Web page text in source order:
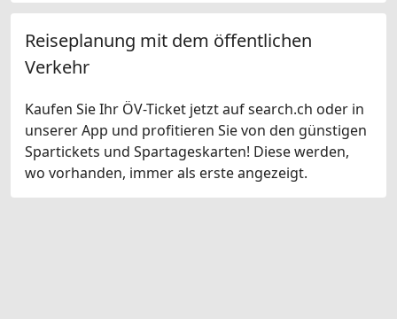
Reiseplanung mit dem öffentlichen
Verkehr
Kaufen Sie Ihr ÖV-Ticket jetzt auf search.ch oder in
unserer App und profitieren Sie von den günstigen
Spartickets und Spartageskarten! Diese werden,
wo vorhanden, immer als erste angezeigt.